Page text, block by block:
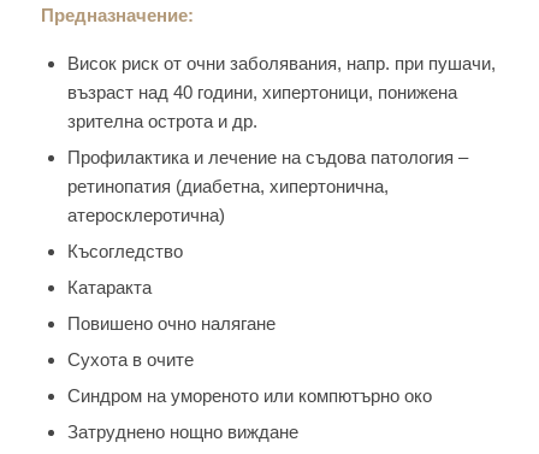
Предназначение:
Висок риск от очни заболявания, напр. при пушачи,
възраст над 40 години, хипертоници, понижена
зрителна острота и др.
Профилактика и лечение на съдова патология –
ретинопатия (диабетна, хипертонична,
атеросклеротична)
Късогледство
Катаракта
Повишено очно налягане
Сухота в очите
Синдром на умореното или компютърно око
Затруднено нощно виждане